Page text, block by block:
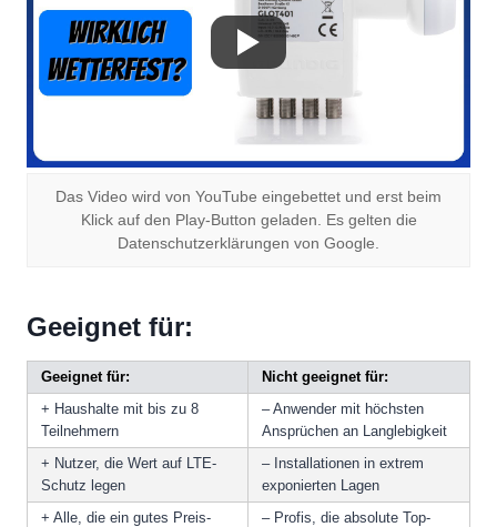
Das Video wird von YouTube eingebettet und erst beim
Klick auf den Play-Button geladen. Es gelten die
Datenschutzerklärungen von Google.
Geeignet für:
Geeignet für:
Nicht geeignet für:
+ Haushalte mit bis zu 8
Teilnehmern
– Anwender mit höchsten
Ansprüchen an Langlebigkeit
+ Nutzer, die Wert auf LTE-
Schutz legen
– Installationen in extrem
exponierten Lagen
+ Alle, die ein gutes Preis-
– Profis, die absolute Top-